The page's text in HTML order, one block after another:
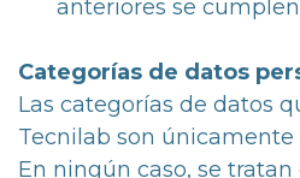
anteriores se
Categorías de datos
Las categorías de datos
Tecnilab son
En ningún caso, se tratan